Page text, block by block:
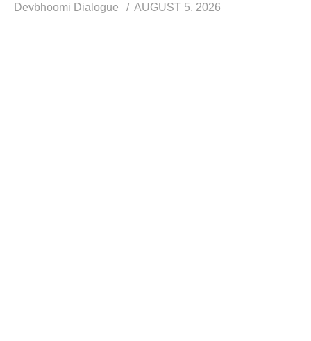
Devbhoomi Dialogue
AUGUST 5, 2026